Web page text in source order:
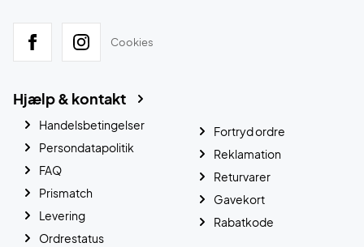
Cookies
Hjælp & kontakt
Handelsbetingelser
Persondatapolitik
FAQ
Prismatch
Levering
Ordrestatus
Fortryd ordre
Reklamation
Returvarer
Gavekort
Rabatkode